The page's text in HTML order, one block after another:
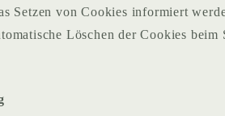
Setzen von Cookies informiert
Löschen der Cookies